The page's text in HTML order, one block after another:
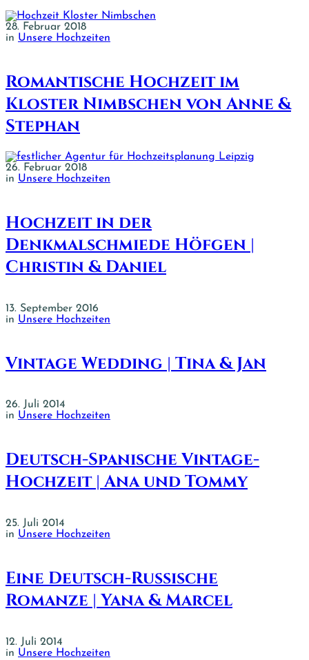
28. Februar 2018
in Unsere Hochzeiten
Romantische Hochzeit im
Kloster Nimbschen von Anne &
Stephan
26. Februar 2018
in Unsere Hochzeiten
Hochzeit in der
Denkmalschmiede Höfgen |
Christin & Daniel
13. September 2016
in Unsere Hochzeiten
Vintage Wedding | Tina & Jan
26. Juli 2014
in Unsere Hochzeiten
Deutsch-Spanische Vintage-
Hochzeit | Ana und Tommy
25. Juli 2014
in Unsere Hochzeiten
Eine Deutsch-Russische
Romanze | Yana & Marcel
12. Juli 2014
in Unsere Hochzeiten